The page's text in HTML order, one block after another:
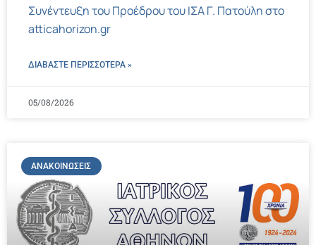
Συνέντευξη του Προέδρου του ΙΣΑ Γ. Πατούλη στο
atticahorizon.gr
ΔΙΑΒΑΣΤΕ ΠΕΡΙΣΣΌΤΕΡΑ »
05/08/2026
ΑΝΑΚΟΙΝΏΣΕΙΣ